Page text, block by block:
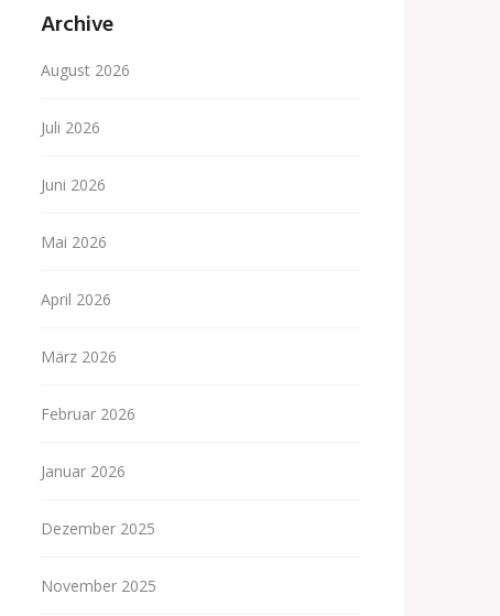
Archive
August 2026
Juli 2026
Juni 2026
Mai 2026
April 2026
März 2026
Februar 2026
Januar 2026
Dezember 2025
November 2025